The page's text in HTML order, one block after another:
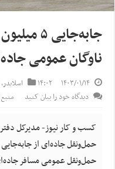
ناوگان عمومی
۱۴۰۳/۰۱/۱۴ ۱۴:۰۲ اسلایدر
دیدگاه خود را بیان کنید
کسب و کار نیوز- مدیرکل
حمل‌ونقل عمومی مسافر